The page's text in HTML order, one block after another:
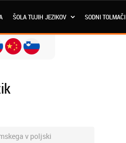
ŠOLA TUJIH JEZIKOV SODNI TOLMAČI
v poljski